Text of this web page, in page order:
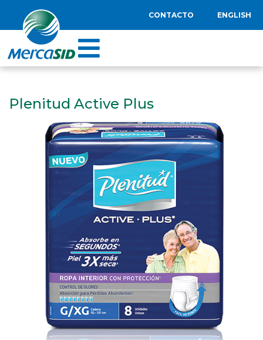
CONTACTO ENGLISH
Plenitud Active Plus